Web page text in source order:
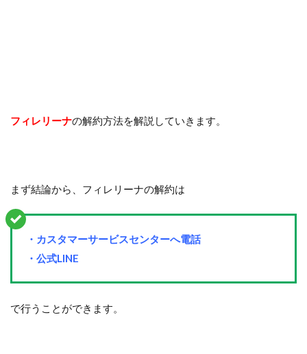
フィレリーナの解約方法を解説していきます。
まず結論から、フィレリーナの解約は
・カスタマーサービスセンターへ電話
・公式LINE
で行うことができます。